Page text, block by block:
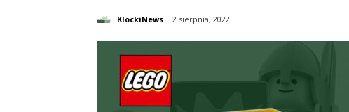
KlockiNews 2 sierpnia, 2022